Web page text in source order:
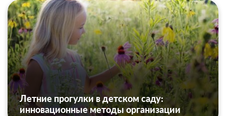
Летние прогулки в детском саду:
инновационные методы организации